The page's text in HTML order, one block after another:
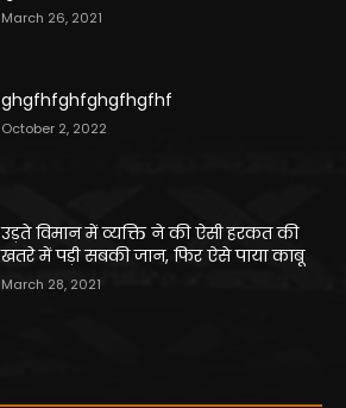
March 26, 2021
ghgfhfghfghgfhgfhf
October 2, 2022
उड़ते विमान में व्यक्ति ने की ऐसी हरकत की
खतरे में पड़ी सबकी जान, फिर ऐसे पाया काबू
March 28, 2021